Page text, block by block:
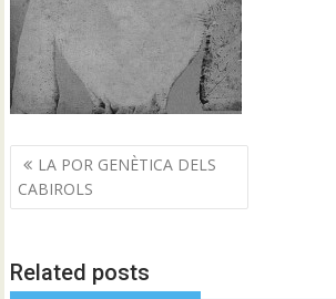
Navegació
d'entrades
LA POR GENÈTICA DELS
CABIROLS
Related posts